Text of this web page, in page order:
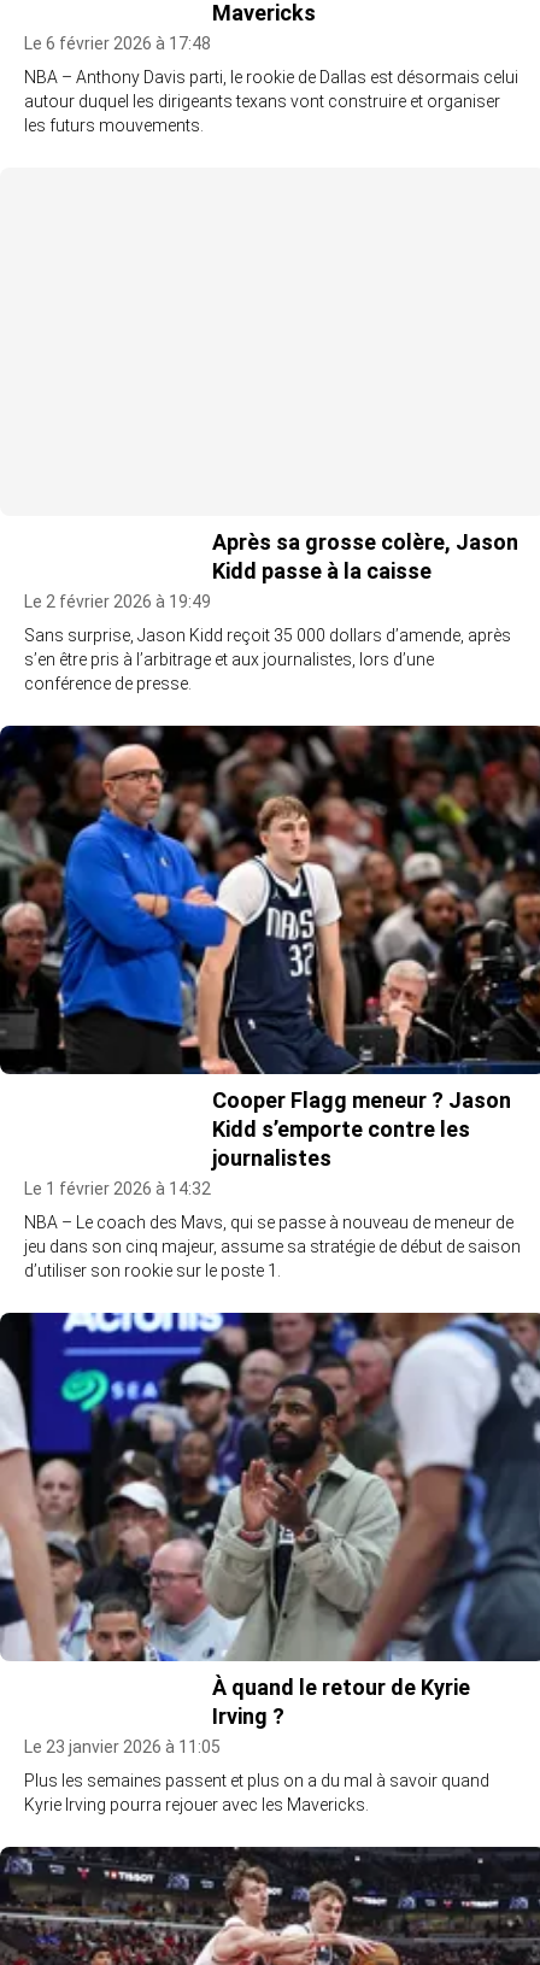
Mavericks
Le 6 février 2026 à 17:48
NBA – Anthony Davis parti, le rookie de Dallas est désormais celui
autour duquel les dirigeants texans vont construire et organiser
les futurs mouvements.
Après sa grosse colère, Jason
Kidd passe à la caisse
Le 2 février 2026 à 19:49
Sans surprise, Jason Kidd reçoit 35 000 dollars d’amende, après
s’en être pris à l’arbitrage et aux journalistes, lors d’une
conférence de presse.
Cooper Flagg meneur ? Jason
Kidd s’emporte contre les
journalistes
Le 1 février 2026 à 14:32
NBA – Le coach des Mavs, qui se passe à nouveau de meneur de
jeu dans son cinq majeur, assume sa stratégie de début de saison
d’utiliser son rookie sur le poste 1.
À quand le retour de Kyrie
Irving ?
Le 23 janvier 2026 à 11:05
Plus les semaines passent et plus on a du mal à savoir quand
Kyrie Irving pourra rejouer avec les Mavericks.